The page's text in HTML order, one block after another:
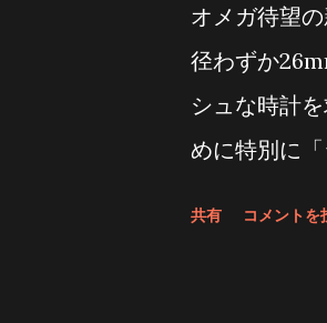
パーペチュ
認協会（
異なる割合
イトゴール
は極めて純
オメガ待望
径わずか
シュな時計
めに特別に
共有 コメントを